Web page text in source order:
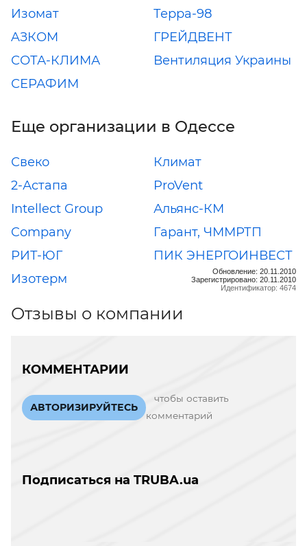
Изомат
Терра-98
AЗКОМ
ГРЕЙДВЕНТ
СОТА-КЛИМА
Вентиляция Украины
СЕРАФИМ
Еще организации в Одессе
Свеко
Климат
2-Астапа
ProVent
Intellect Group
Company
Альянс-КМ
Гарант, ЧММРТП
РИТ-ЮГ
ПИК ЭНЕРГОИНВЕСТ
Изотерм
Обновление: 20.11.2010
Зарегистрировано: 20.11.2010
Идентификатор: 4674
Отзывы о компании
КОММЕНТАРИИ
АВТОРИЗИРУЙТЕСЬ
чтобы оставить
комментарий
Подписаться на TRUBA.ua